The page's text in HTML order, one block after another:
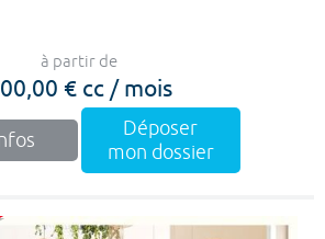
à partir de
€ cc / mois
Déposer
mon dossier